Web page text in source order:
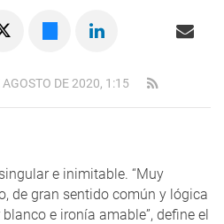
AGOSTO DE 2020, 1:15
e inimitable. “Muy
de gran sentido común y lógica
e ironía amable”, define el